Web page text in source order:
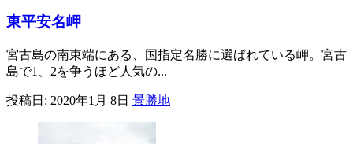
東平安名岬
宮古島の南東端にある、国指定名勝に選ばれている岬。宮古
島で1、2を争うほど人気の...
投稿日: 2020年1月 8日 景勝地